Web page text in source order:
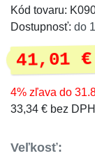
Kód tovaru:
Dostupnosť: do
41,01 €
4% zľava do
33,34 € bez
Veľkosť: